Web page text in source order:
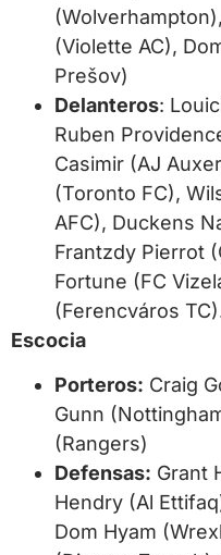
(Violette AC),
Prešov)
Delanteros:
Ruben
Casimir (AJ
(Toronto FC),
AFC), Duckens
Frantzdy Pierrot
Fortune (FC
(Ferencváros
Escocia
Porteros: Craig
Gunn
(Rangers)
Defensas: Grant
Hendry (Al
Dom Hyam